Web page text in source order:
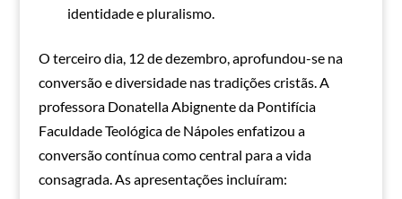
identidade e pluralismo.
O terceiro dia, 12 de dezembro, aprofundou-se na
conversão e diversidade nas tradições cristãs. A
professora Donatella Abignente da Pontifícia
Faculdade Teológica de Nápoles enfatizou a
conversão contínua como central para a vida
consagrada. As apresentações incluíram: